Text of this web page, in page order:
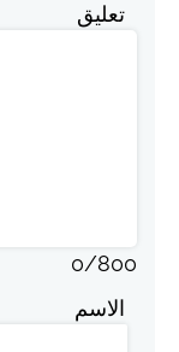
تعليق
0/800
الاسم